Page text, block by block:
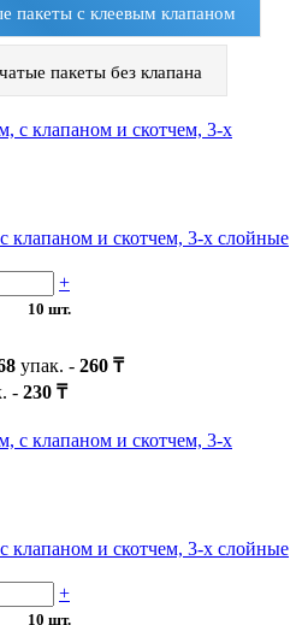
пакеты с клеевым клапаном
пакеты без клапана
и скотчем, 3-х слойные
+
10 шт.
упак. - 260 ₸
- 230 ₸
и скотчем, 3-х слойные
+
10 шт.